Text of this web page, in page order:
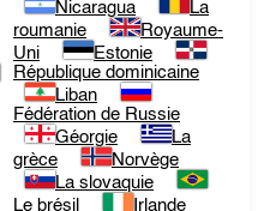
Nicaragua
La
roumanie
Royaume-
Uni
Estonie
République dominicaine
Liban
Fédération de Russie
Géorgie
La
grèce
Norvège
La slovaquie
Le brésil
Irlande